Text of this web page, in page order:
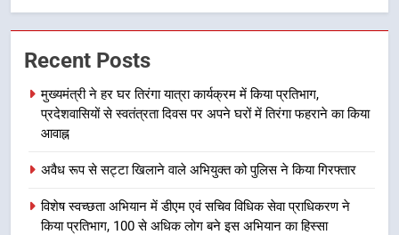
उत्तराखण्ड
हर घर तिरंगा अभियान को जन-जन तक
पहुंचाने की तैयारी, 9 से 17 अगस्त तक
8
कावड़ मेले को सकुशल रूप से संपन्न कराने
Recent Posts
मुख्यमंत्री ने हर घर तिरंगा यात्रा कार्यक्रम में किया प्रतिभाग,
प्रदेशवासियों से स्वतंत्रता दिवस पर अपने घरों में तिरंगा फहराने का किया
आवाह्न
अवैध रूप से सट्टा खिलाने वाले अभियुक्त को पुलिस ने किया गिरफ्तार
विशेष स्वच्छता अभियान में डीएम एवं सचिव विधिक सेवा प्राधिकरण ने
किया प्रतिभाग, 100 से अधिक लोग बने इस अभियान का हिस्सा